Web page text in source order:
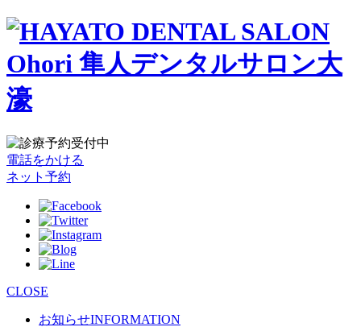
電話をかける
ネット予約
CLOSE
お知らせINFORMATION